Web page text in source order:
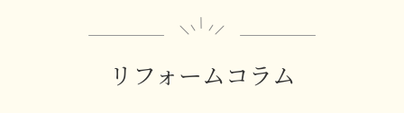
リフォームコラム